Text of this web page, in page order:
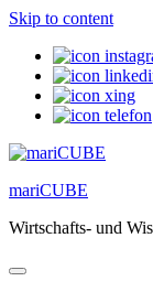
Skip to content
mariCUBE
Wirtschafts- und